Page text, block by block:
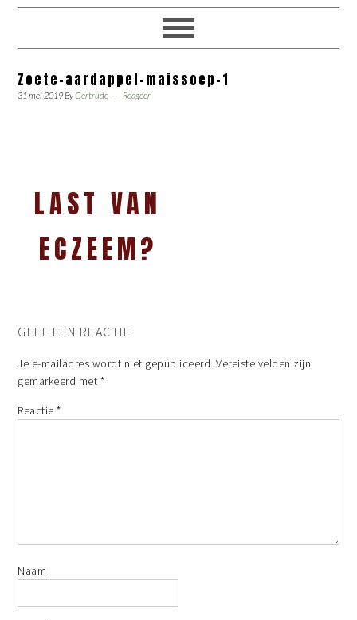
Zoete-aardappel-maissoep-1
31 mei 2019ByGertrude Reageer
LAST VAN
ECZEEM?
GEEF EEN REACTIE
Je e-mailadres wordt niet gepubliceerd. Vereiste velden zijn
gemarkeerd met *
Reactie*
Naam